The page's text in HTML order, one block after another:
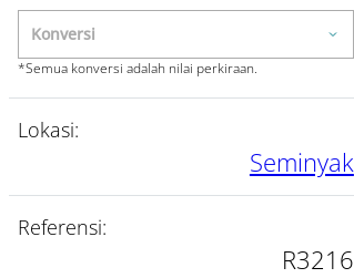
*Semua konversi adalah nilai perkiraan.
Lokasi:
Seminyak
Referensi:
R3216